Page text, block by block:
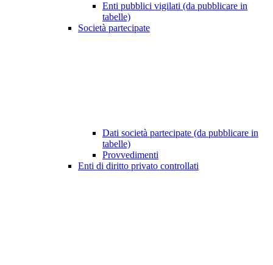
Enti pubblici vigilati (da pubblicare in
tabelle)
Società partecipate
Dati società partecipate (da pubblicare in
tabelle)
Provvedimenti
Enti di diritto privato controllati